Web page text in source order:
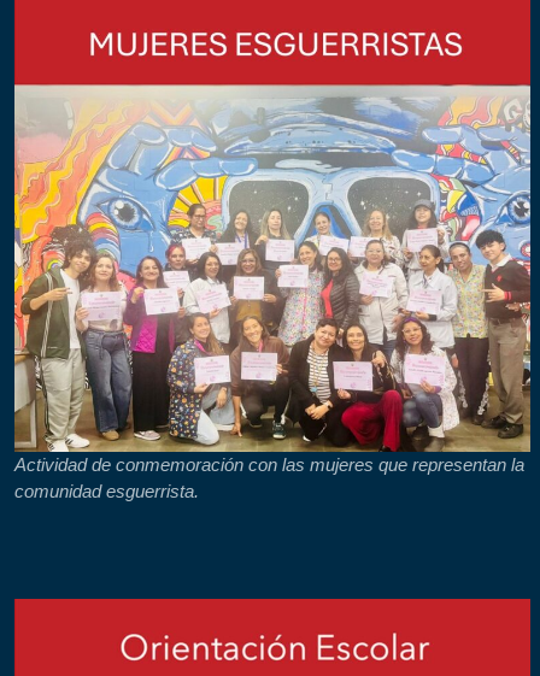
Actividad de conmemoración con las mujeres que representan la
comunidad esguerrista.